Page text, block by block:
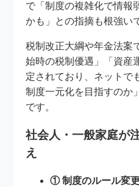
で「制度の複雑化で情報
かも」との指摘も根強い
税制改正大綱や年金法案
始時の税制優遇」「資産
定されており、ネットで
制度一元化を目指すのか
です。
社会人・一般家庭が
え
① 制度のルール変